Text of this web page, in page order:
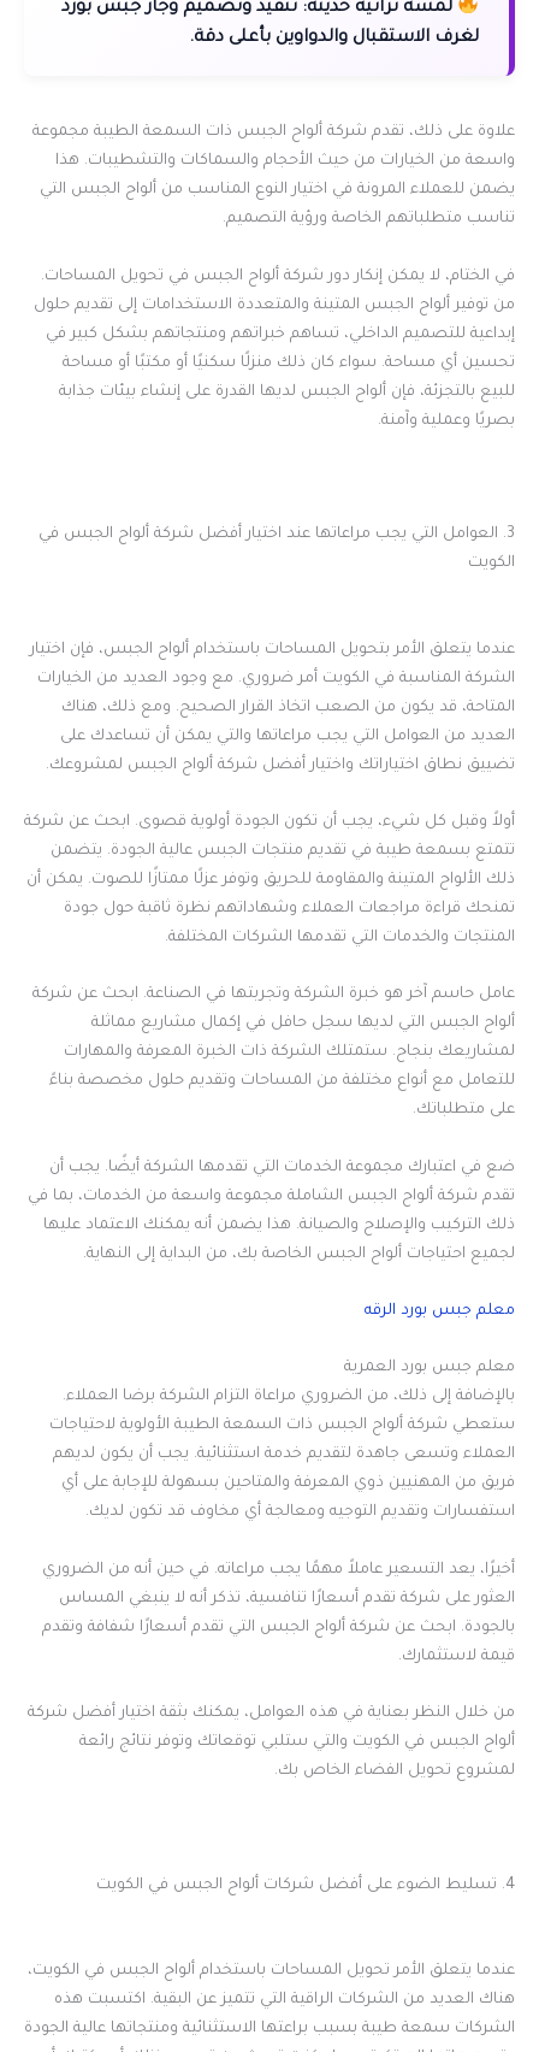
لمسة تراثية حديثة: تنفيذ وتصميم وجار جبس بورد
لغرف الاستقبال والدواوين بأعلى دقة.
علاوة على ذلك، تقدم شركة ألواح الجبس ذات السمعة الطيبة مجموعة
واسعة من الخيارات من حيث الأحجام والسماكات والتشطيبات. هذا
يضمن للعملاء المرونة في اختيار النوع المناسب من ألواح الجبس التي
تناسب متطلباتهم الخاصة ورؤية التصميم.
في الختام، لا يمكن إنكار دور شركة ألواح الجبس في تحويل المساحات.
من توفير ألواح الجبس المتينة والمتعددة الاستخدامات إلى تقديم حلول
إبداعية للتصميم الداخلي، تساهم خبراتهم ومنتجاتهم بشكل كبير في
تحسين أي مساحة. سواء كان ذلك منزلًا سكنيًا أو مكتبًا أو مساحة
للبيع بالتجزئة، فإن ألواح الجبس لديها القدرة على إنشاء بيئات جذابة
بصريًا وعملية وآمنة.
3. العوامل التي يجب مراعاتها عند اختيار أفضل شركة ألواح الجبس في
الكويت
عندما يتعلق الأمر بتحويل المساحات باستخدام ألواح الجبس، فإن اختيار
الشركة المناسبة في الكويت أمر ضروري. مع وجود العديد من الخيارات
المتاحة، قد يكون من الصعب اتخاذ القرار الصحيح. ومع ذلك، هناك
العديد من العوامل التي يجب مراعاتها والتي يمكن أن تساعدك على
تضييق نطاق اختياراتك واختيار أفضل شركة ألواح الجبس لمشروعك.
أولاً وقبل كل شيء، يجب أن تكون الجودة أولوية قصوى. ابحث عن شركة
تتمتع بسمعة طيبة في تقديم منتجات الجبس عالية الجودة. يتضمن
ذلك الألواح المتينة والمقاومة للحريق وتوفر عزلًا ممتازًا للصوت. يمكن أن
تمنحك قراءة مراجعات العملاء وشهاداتهم نظرة ثاقبة حول جودة
المنتجات والخدمات التي تقدمها الشركات المختلفة.
عامل حاسم آخر هو خبرة الشركة وتجربتها في الصناعة. ابحث عن شركة
ألواح الجبس التي لديها سجل حافل في إكمال مشاريع مماثلة
لمشاريعك بنجاح. ستمتلك الشركة ذات الخبرة المعرفة والمهارات
للتعامل مع أنواع مختلفة من المساحات وتقديم حلول مخصصة بناءً
على متطلباتك.
ضع في اعتبارك مجموعة الخدمات التي تقدمها الشركة أيضًا. يجب أن
تقدم شركة ألواح الجبس الشاملة مجموعة واسعة من الخدمات، بما في
ذلك التركيب والإصلاح والصيانة. هذا يضمن أنه يمكنك الاعتماد عليها
لجميع احتياجات ألواح الجبس الخاصة بك، من البداية إلى النهاية.
معلم جبس بورد الرقه
معلم جبس بورد العمرية
بالإضافة إلى ذلك، من الضروري مراعاة التزام الشركة برضا العملاء.
ستعطي شركة ألواح الجبس ذات السمعة الطيبة الأولوية لاحتياجات
العملاء وتسعى جاهدة لتقديم خدمة استثنائية. يجب أن يكون لديهم
فريق من المهنيين ذوي المعرفة والمتاحين بسهولة للإجابة على أي
استفسارات وتقديم التوجيه ومعالجة أي مخاوف قد تكون لديك.
أخيرًا، يعد التسعير عاملاً مهمًا يجب مراعاته. في حين أنه من الضروري
العثور على شركة تقدم أسعارًا تنافسية، تذكر أنه لا ينبغي المساس
بالجودة. ابحث عن شركة ألواح الجبس التي تقدم أسعارًا شفافة وتقدم
قيمة لاستثمارك.
من خلال النظر بعناية في هذه العوامل، يمكنك بثقة اختيار أفضل شركة
ألواح الجبس في الكويت والتي ستلبي توقعاتك وتوفر نتائج رائعة
لمشروع تحويل الفضاء الخاص بك.
4. تسليط الضوء على أفضل شركات ألواح الجبس في الكويت
عندما يتعلق الأمر تحويل المساحات باستخدام ألواح الجبس في الكويت،
هناك العديد من الشركات الراقية التي تتميز عن البقية. اكتسبت هذه
الشركات سمعة طيبة بسبب براعتها الاستثنائية ومنتجاتها عالية الجودة